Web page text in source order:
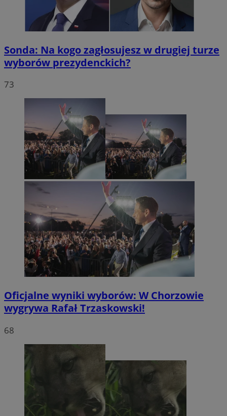
Sonda: Na kogo zagłosujesz w drugiej turze
wyborów prezydenckich?
73
Oficjalne wyniki wyborów: W Chorzowie
wygrywa Rafał Trzaskowski!
68